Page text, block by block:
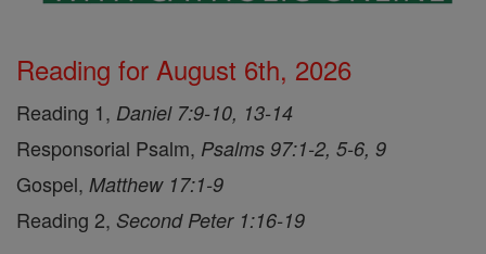
Reading for August 6th, 2026
Reading 1, Daniel 7:9-10, 13-14
Responsorial Psalm, Psalms 97:1-2, 5-6, 9
Gospel, Matthew 17:1-9
Reading 2, Second Peter 1:16-19